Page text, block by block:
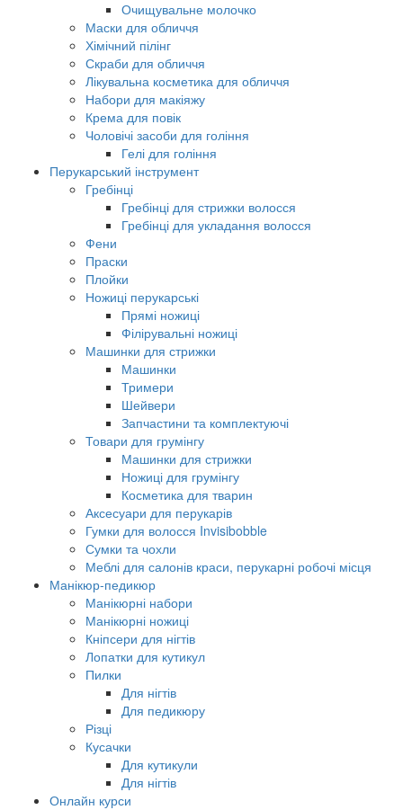
Очищувальне молочко
Маски для обличчя
Хімічний пілінг
Скраби для обличчя
Лікувальна косметика для обличчя
Набори для макіяжу
Крема для повік
Чоловічі засоби для гоління
Гелі для гоління
Перукарський інструмент
Гребінці
Гребінці для стрижки волосся
Гребінці для укладання волосся
Фени
Праски
Плойки
Ножиці перукарські
Прямі ножиці
Філірувальні ножиці
Машинки для стрижки
Машинки
Тримери
Шейвери
Запчастини та комплектуючі
Товари для грумінгу
Машинки для стрижки
Ножиці для грумінгу
Косметика для тварин
Аксесуари для перукарів
Гумки для волосся Invisibobble
Сумки та чохли
Меблі для салонів краси, перукарні робочі місця
Манікюр-педикюр
Манікюрні набори
Манікюрні ножиці
Кніпсери для нігтів
Лопатки для кутикул
Пилки
Для нігтів
Для педикюру
Різці
Кусачки
Для кутикули
Для нігтів
Онлайн курси